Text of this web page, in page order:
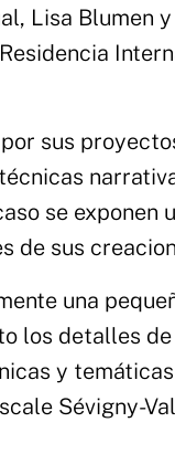
Lisa Blumen
sus
se exponen
de sus
una
los detalles
y
Sévigny-